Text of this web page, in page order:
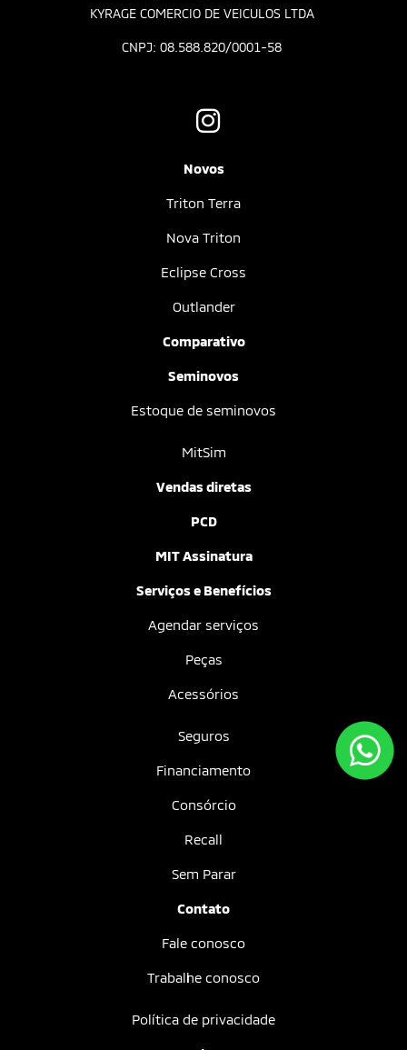
KYRAGE COMERCIO DE VEICULOS LTDA
CNPJ: 08.588.820/0001-58
Novos
Triton Terra
Nova Triton
Eclipse Cross
Outlander
Comparativo
Seminovos
Estoque de seminovos
MitSim
Vendas diretas
PCD
MIT Assinatura
Serviços e Benefícios
Agendar serviços
Peças
Acessórios
Seguros
Financiamento
Consórcio
Recall
Sem Parar
Contato
Fale conosco
Trabalhe conosco
Política de privacidade